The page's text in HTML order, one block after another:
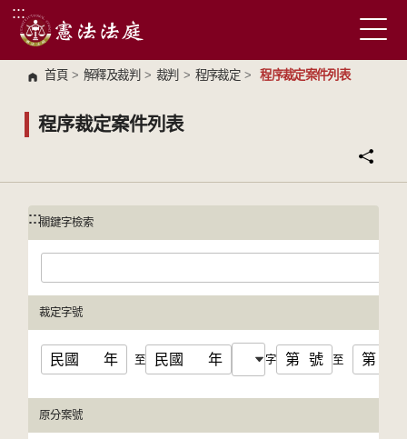
跳到主要內容區塊
:::
首頁 > 解釋及裁判 > 裁判 > 程序裁定 > 程序裁定案件列表
程序裁定案件列表
:::
:::關鍵字檢索
裁定字號
民國 年 至 民國 年 字 第 號 至 第
原分案號